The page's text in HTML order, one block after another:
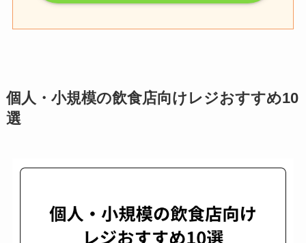
個人・小規模の飲食店向けレジおすすめ10
選